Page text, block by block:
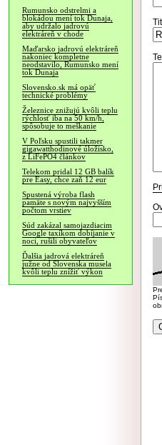
Rumunsko odstrelmi a
blokádou mení tok Dunaja,
aby udržalo jadrovú
elektráreň v chode
Maďarsko jadrovú elektráreň
nakoniec kompletne
neodstavilo, Rumunsko mení
tok Dunaja
Slovensko.sk má opäť
technické problémy
Železnice znižujú kvôli teplu
rýchlosť iba na 50 km/h,
spôsobuje to meškanie
V Poľsku spustili takmer
gigawatthodinové úložisko,
z LiFePO4 článkov
Telekom pridal 12 GB balík
pre Easy, chce zaň 12 eur
Spustená výroba flash
pamäte s novým najvyšším
počtom vrstiev
Súd zakázal samojazdiacim
Google taxíkom dobíjanie v
noci, rušili obyvateľov
Ďalšia jadrová elektráreň
južne od Slovenska musela
kvôli teplu znížiť výkon